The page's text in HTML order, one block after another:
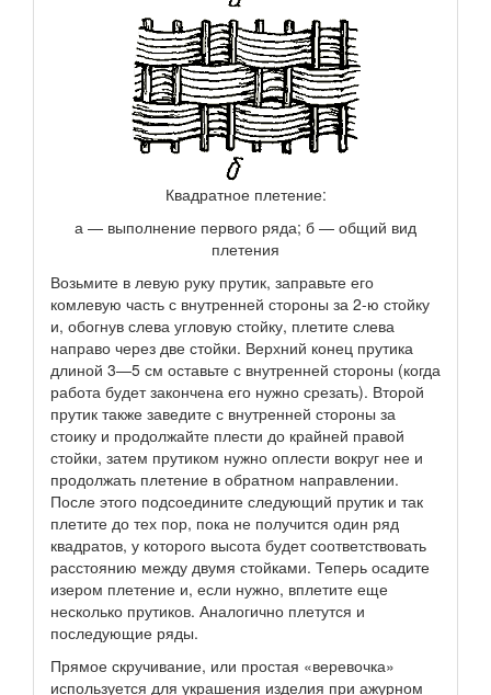
Квадратное плетение:
а — выполнение первого ряда; б — общий вид
плетения
Возьмите в левую руку прутик, заправьте его
комлевую часть с внутренней стороны за 2-ю стойку
и, обогнув слева угловую стойку, плетите слева
направо через две стойки. Верхний конец прутика
длиной 3—5 см оставьте с внутренней стороны (когда
работа будет закончена его нужно срезать). Второй
прутик также заведите с внутренней стороны за
стоику и продолжайте плести до крайней правой
стойки, затем прутиком нужно оплести вокруг нее и
продолжать плетение в обратном направлении.
После этого подсоедините следующий прутик и так
плетите до тех пор, пока не получится один ряд
квадратов, у которого высота будет соответствовать
расстоянию между двумя стойками. Теперь осадите
изером плетение и, если нужно, вплетите еще
несколько прутиков. Аналогично плетутся и
последующие ряды.
Прямое скручивание, или простая «веревочка»
используется для украшения изделия при ажурном